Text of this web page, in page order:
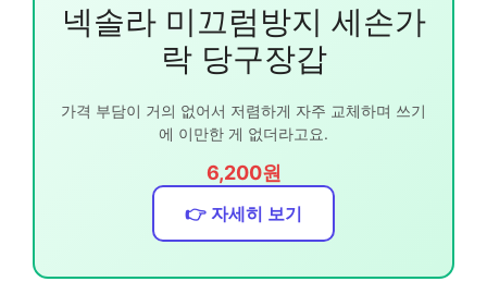
넥솔라 미끄럼방지 세손가
락 당구장갑
가격 부담이 거의 없어서 저렴하게 자주 교체하며 쓰기
에 이만한 게 없더라고요.
6,200원
👉 자세히 보기